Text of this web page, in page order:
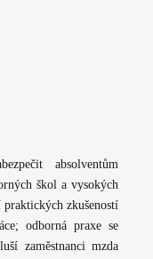
absolventům
škol a vysokých
zkušeností
odborná praxe se
zaměstnanci mzda